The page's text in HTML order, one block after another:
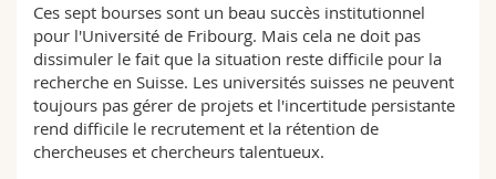
Ces sept bourses sont un beau succès institutionnel
pour l'Université de Fribourg. Mais cela ne doit pas
dissimuler le fait que la situation reste difficile pour la
recherche en Suisse. Les universités suisses ne peuvent
toujours pas gérer de projets et l'incertitude persistante
rend difficile le recrutement et la rétention de
chercheuses et chercheurs talentueux.